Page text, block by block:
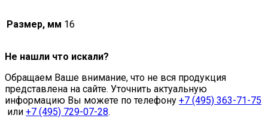
Размер, мм 16
Не нашли что искали?
Обращаем Ваше внимание, что не вся продукция
представлена на сайте. Уточнить актуальную
информацию Вы можете по телефону +7 (495) 363-71-75
или +7 (495) 729-07-28.